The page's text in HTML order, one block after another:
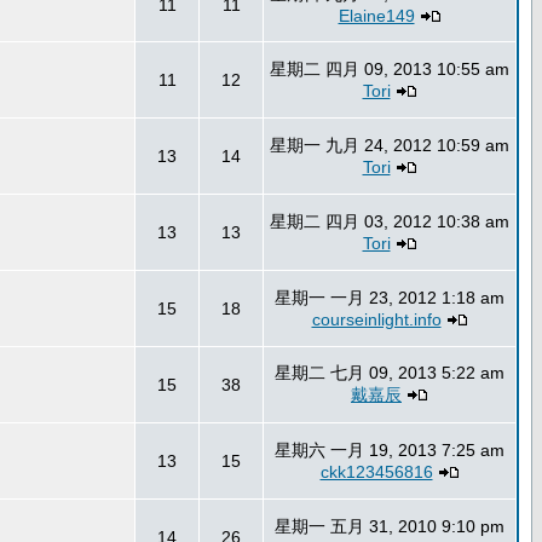
11 11
Elaine149
11 12
星期二 四月 09, 2013 10:55 am
Tori
13 14
星期一 九月 24, 2012 10:59 am
Tori
13 13
星期二 四月 03, 2012 10:38 am
Tori
15 18
星期一 一月 23, 2012 1:18 am
courseinlight.info
15 38
星期二 七月 09, 2013 5:22 am
戴嘉辰
13 15
星期六 一月 19, 2013 7:25 am
ckk123456816
14 26
星期一 五月 31, 2010 9:10 pm